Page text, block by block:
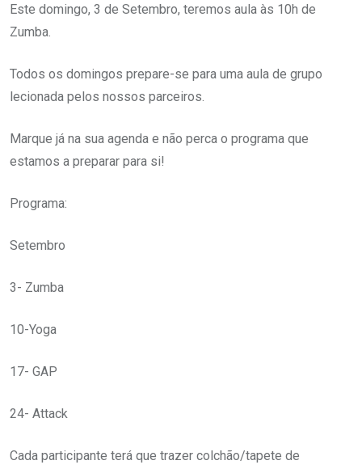
Este domingo, 3 de Setembro, teremos aula às 10h de
Zumba.
Todos os domingos prepare-se para uma aula de grupo
lecionada pelos nossos parceiros.
Marque já na sua agenda e não perca o programa que
estamos a preparar para si!
Programa:
Setembro
3- Zumba
10-Yoga
17- GAP
24- Attack
Cada participante terá que trazer colchão/tapete de